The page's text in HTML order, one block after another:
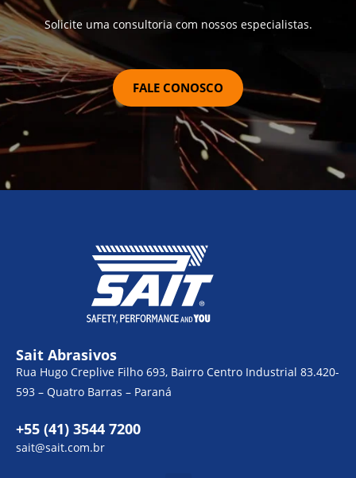
Solicite uma consultoria com nossos especialistas.
FALE CONOSCO
Sait Abrasivos
Rua Hugo Creplive Filho 693, Bairro Centro Industrial 83.420-
593 – Quatro Barras – Paraná
+55 (41) 3544 7200
sait@sait.com.br